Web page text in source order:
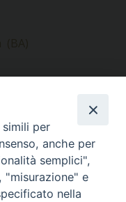
(BA)
per
anche per
semplici",
"misurazione" e
nella